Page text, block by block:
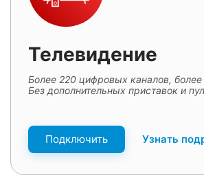
Телевидение
Более 220 цифровых каналов, более
Без дополнительных приставок и
Подключить Узнать